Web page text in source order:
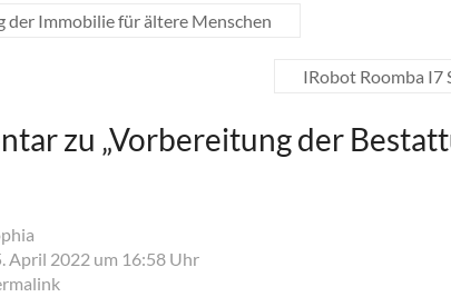
der Immobilie für ältere Menschen
IRobot Roomba I7
zu „Vorbereitung der
April 2022 um 16:58 Uhr